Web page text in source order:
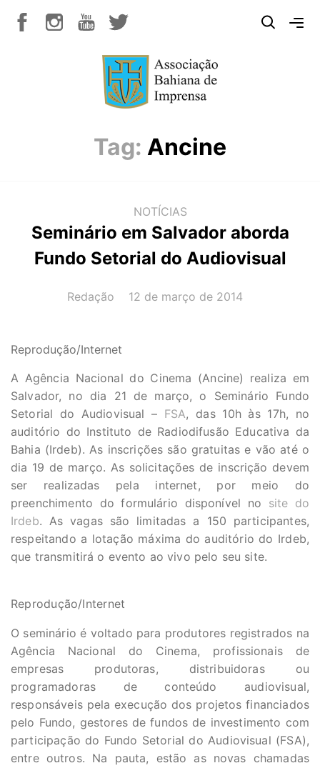
Tag: Ancine
NOTÍCIAS
Seminário em Salvador aborda
Fundo Setorial do Audiovisual
AUTOR(A):
Redação DATA:
12 de março de 2014
Reprodução/Internet
A Agência Nacional do Cinema (Ancine) realiza em
Salvador, no dia 21 de março, o Seminário Fundo
Setorial do Audiovisual – FSA, das 10h às 17h, no
auditório do Instituto de Radiodifusão Educativa da
Bahia (Irdeb). As inscrições são gratuitas e vão até o
dia 19 de março. As solicitações de inscrição devem
ser realizadas pela internet, por meio do
preenchimento do formulário disponível no site do
Irdeb. As vagas são limitadas a 150 participantes,
respeitando a lotação máxima do auditório do Irdeb,
que transmitirá o evento ao vivo pelo seu site.
Reprodução/Internet
O seminário é voltado para produtores registrados na
Agência Nacional do Cinema, profissionais de
empresas produtoras, distribuidoras ou
programadoras de conteúdo audiovisual,
responsáveis pela execução dos projetos financiados
pelo Fundo, gestores de fundos de investimento com
participação do Fundo Setorial do Audiovisual (FSA),
entre outros. Na pauta, estão as novas chamadas